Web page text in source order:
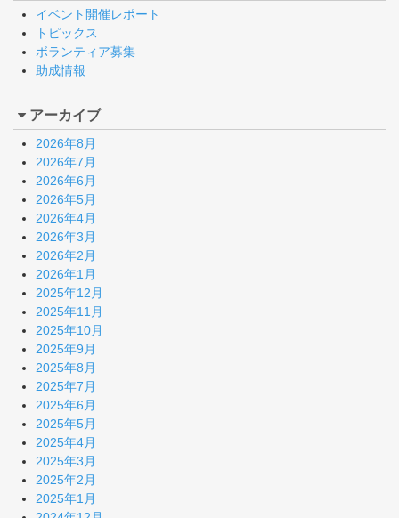
イベント開催レポート
トピックス
ボランティア募集
助成情報
アーカイブ
2026年8月
2026年7月
2026年6月
2026年5月
2026年4月
2026年3月
2026年2月
2026年1月
2025年12月
2025年11月
2025年10月
2025年9月
2025年8月
2025年7月
2025年6月
2025年5月
2025年4月
2025年3月
2025年2月
2025年1月